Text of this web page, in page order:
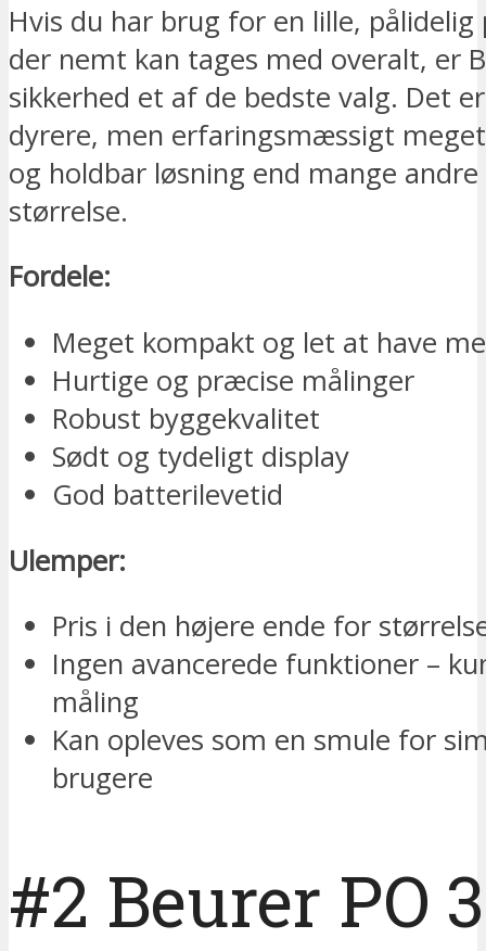
Hvis du har brug for en lille,
der nemt kan tages med overalt, er
sikkerhed et af de bedste valg. Det
dyrere, men erfaringsmæssigt
og holdbar løsning end mange
størrelse.
Fordele:
Meget kompakt og let at have
Hurtige og præcise målinger
Robust byggekvalitet
Sødt og tydeligt display
God batterilevetid
Ulemper:
Pris i den højere ende for
Ingen avancerede funktioner –
måling
Kan opleves som en smule for
brugere
#2 Beurer PO